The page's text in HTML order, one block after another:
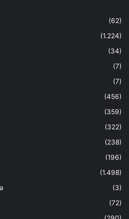
(62)
(1.224)
(34)
(7)
(7)
(456)
(359)
(322)
(238)
(196)
(1.498)
(3)
(72)